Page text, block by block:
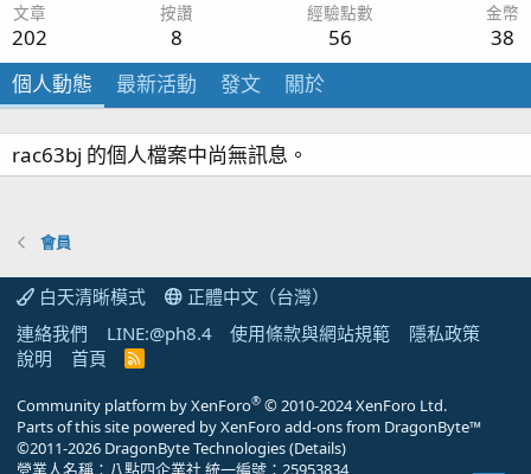
文章
202
按讚
8
經驗點數
56
金幣
38
個人動態
最新活動 發文 關於
rac63bj 的個人檔案中尚無訊息。
會員
白天清晰模式
正體中文（台灣）
連絡我們
LINE:@ph8.4 使用條款與網站規範
隱私政策
說明
首頁
R
Community platform by XenForo® © 2010-2024 XenForo Ltd.
Parts of this site powered byXenForo add-ons from DragonByte™
©2011-2026 DragonByte Technologies(Details)
營業人名稱：八點四企業社 統一編號：25953834